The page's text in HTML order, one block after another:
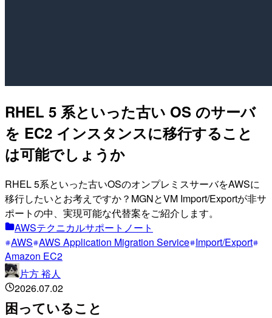
RHEL 5 系といった古い OS のサーバ
を EC2 インスタンスに移行すること
は可能でしょうか
RHEL 5系といった古いOSのオンプレミスサーバをAWSに
移行したいとお考えですか？MGNとVM Import/Exportが非サ
ポートの中、実現可能な代替案をご紹介します。
AWSテクニカルサポートノート
AWS AWS Application Migration Service Import/Export
Amazon EC2
片方 裕人
2026.07.02
困っていること